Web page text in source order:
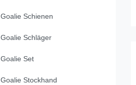
Goalie Schienen
Goalie Schläger
Goalie Set
Goalie Stockhand